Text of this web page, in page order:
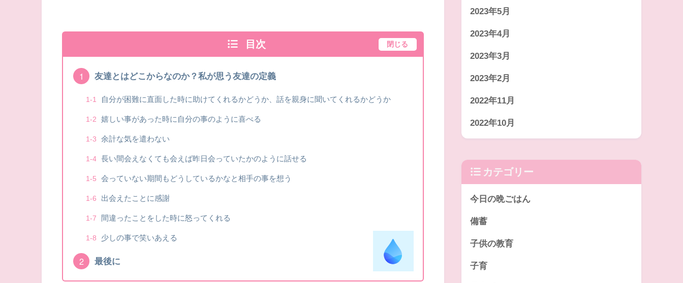
目次 閉じる
友達とはどこからなのか？私が思う友達の定義
自分が困難に直面した時に助けてくれるかどうか、話を親身に聞いてくれるかどうか
嬉しい事があった時に自分の事のように喜べる
余計な気を遣わない
長い間会えなくても会えば昨日会っていたかのように話せる
会っていない期間もどうしているかなと相手の事を想う
出会えたことに感謝
間違ったことをした時に怒ってくれる
少しの事で笑いあえる
最後に
2023年5月
2023年4月
2023年3月
2023年2月
2022年11月
2022年10月
カテゴリー
今日の晩ごはん
備蓄
子供の教育
子育